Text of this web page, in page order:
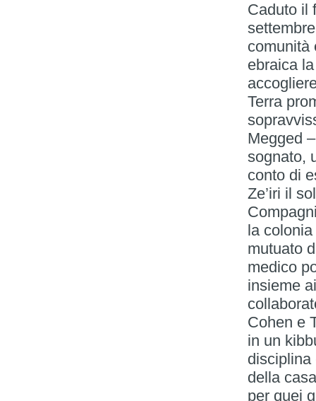
Caduto il
comunità
ebraica
Terra
Megged
sognato,
conto di
Ze’iri il
la
mutuato
medico
insieme
Cohen e
in un
disciplina
della
per quei